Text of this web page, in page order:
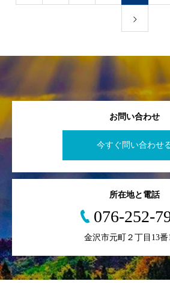
お問い合わせ
今すぐ問い合わせ
所在地と電話
076-252-
金沢市元町２丁目13番